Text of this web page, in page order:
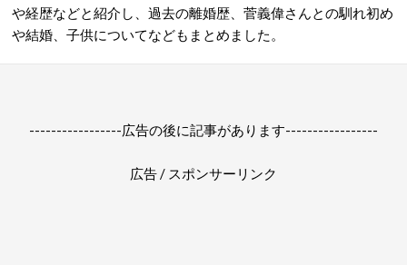
や経歴などと紹介し、過去の離婚歴、菅義偉さんとの馴れ初め
や結婚、子供についてなどもまとめました。
-----------------広告の後に記事があります-----------------
広告 / スポンサーリンク